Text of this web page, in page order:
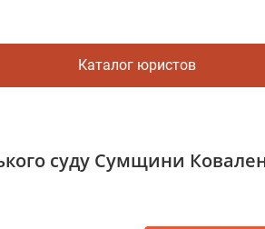
Каталог юристов
суду Сумщини